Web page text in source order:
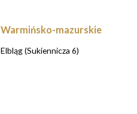
Warmińsko-mazurskie
Elbląg (Sukiennicza 6)